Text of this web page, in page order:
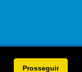
Prosseguir